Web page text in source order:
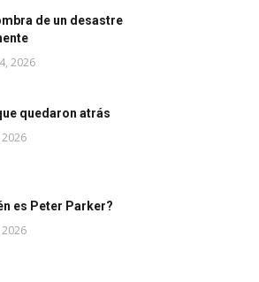
de un desastre
2026
quedaron atrás
2026
es Peter Parker?
2026